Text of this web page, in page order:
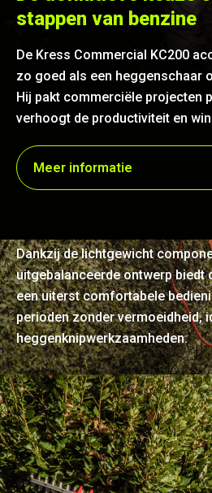
stappen van benzine
De Kress Commercial KC200
zo goed als een heggenschaar
Hij pakt commerciële projecten
verhoogt de productiviteit en
Meer informatie
Lichtgewicht en
Dankzij de lichtgewicht
uitgebalanceerde ontwerp biedt
een uiterst comfortabele
perioden zonder vermoeidheid,
heggenknipwerkzaamheden.